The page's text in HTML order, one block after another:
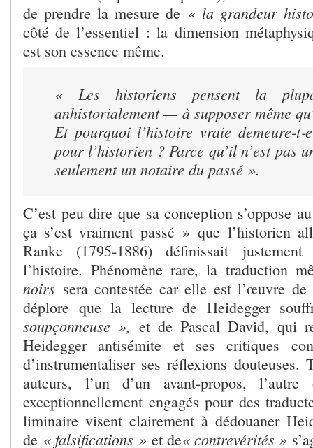
de prendre la mesure de « la grandeur
côté de l’essentiel : la dimension
est son essence même.
« Les historiens pensent la
anhistorialement — à supposer même
Et pourquoi l’histoire vraie demeure-
pour l’historien ? Parce qu’il n’est pas
seulement un notaire du passé ».
C’est peu dire que sa conception s’oppose
ça s’est vraiment passé » que l’historien
Ranke (1795‑1886) définissait
l’histoire. Phénomène rare, la traduction
noirs sera contestée car elle est l’œuvre
déplore que la lecture de Heidegger
soupçonneuse »,et de Pascal David, qui
Heidegger antisémite et ses critiques
d’instrumentaliser ses réflexions douteuses.
auteurs, l’un d’un avant-propos, l’autre
exceptionnellement engagés pour des
liminaire visent clairement à dédouaner
de « falsifications » et de« contrevérités »